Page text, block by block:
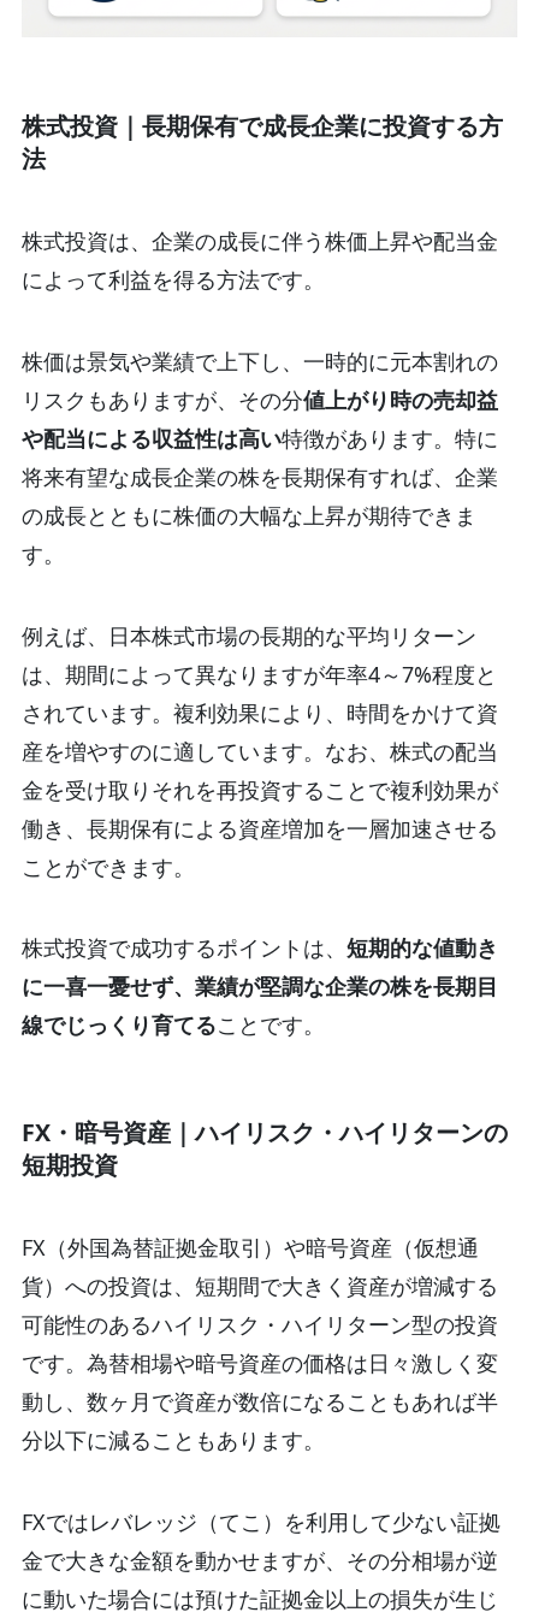
株式投資｜長期保有で成長企業に投資する方
法
株式投資は、企業の成長に伴う株価上昇や配当金
によって利益を得る方法です。
株価は景気や業績で上下し、一時的に元本割れの
リスクもありますが、その分値上がり時の売却益
や配当による収益性は高い特徴があります。特に
将来有望な成長企業の株を長期保有すれば、企業
の成長とともに株価の大幅な上昇が期待できま
す。
例えば、日本株式市場の長期的な平均リターン
は、期間によって異なりますが年率4～7%程度と
されています。複利効果により、時間をかけて資
産を増やすのに適しています。なお、株式の配当
金を受け取りそれを再投資することで複利効果が
働き、長期保有による資産増加を一層加速させる
ことができます。
株式投資で成功するポイントは、 短期的な値動き
に一喜一憂せず、業績が堅調な企業の株を長期目
線でじっくり育てることです。
FX・暗号資産｜ハイリスク・ハイリターンの
短期投資
FX（外国為替証拠金取引）や暗号資産（仮想通
貨）への投資は、短期間で大きく資産が増減する
可能性のあるハイリスク・ハイリターン型の投資
です。為替相場や暗号資産の価格は日々激しく変
動し、数ヶ月で資産が数倍になることもあれば半
分以下に減ることもあります。
FXではレバレッジ（てこ）を利用して少ない証拠
金で大きな金額を動かせますが、その分相場が逆
に動いた場合には預けた証拠金以上の損失が生じ